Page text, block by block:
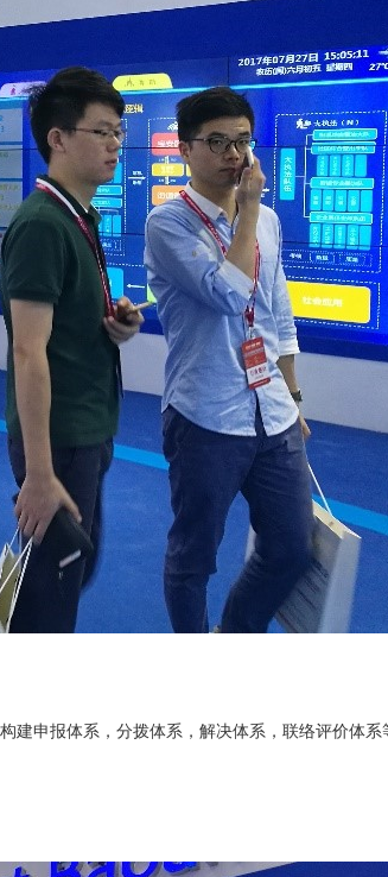
申报体系，分拨体系，解决体系，联络评价体系